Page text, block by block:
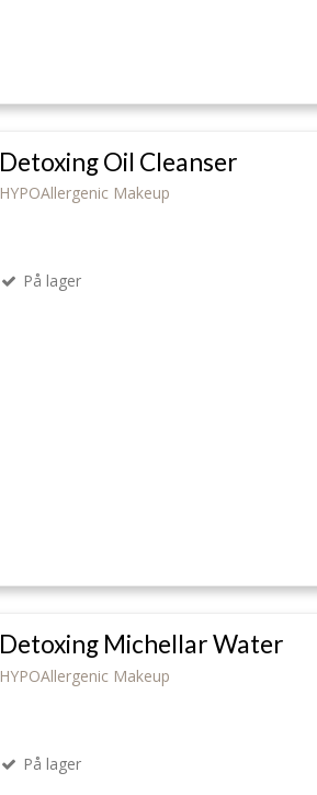
Detoxing Oil Cleanser
HYPOAllergenic Makeup
På lager
Detoxing Michellar Water
HYPOAllergenic Makeup
På lager